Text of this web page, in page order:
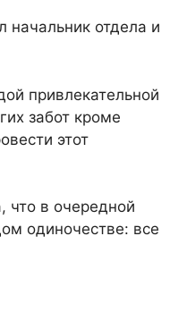
начальник отдела и
привлекательной
забот кроме
этот
что в очередной
одиночестве: все